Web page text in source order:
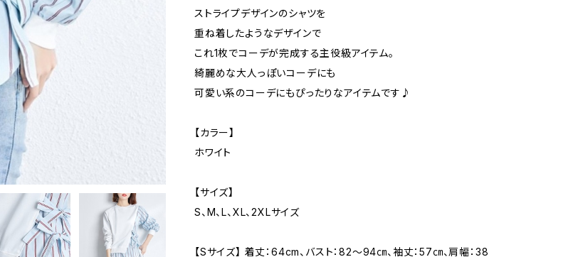
ストライプデザインのシャツを
重ね着したようなデザインで
これ1枚でコーデが完成する主役級アイテム。
綺麗めな大人っぽいコーデにも
可愛い系のコーデにもぴったりなアイテムです♪
【カラー】
ホワイト
【サイズ】
S、M、L、XL、2XLサイズ
【Sサイズ】 着丈：64cm、バスト：82～94㎝、袖丈：57㎝、肩幅：38